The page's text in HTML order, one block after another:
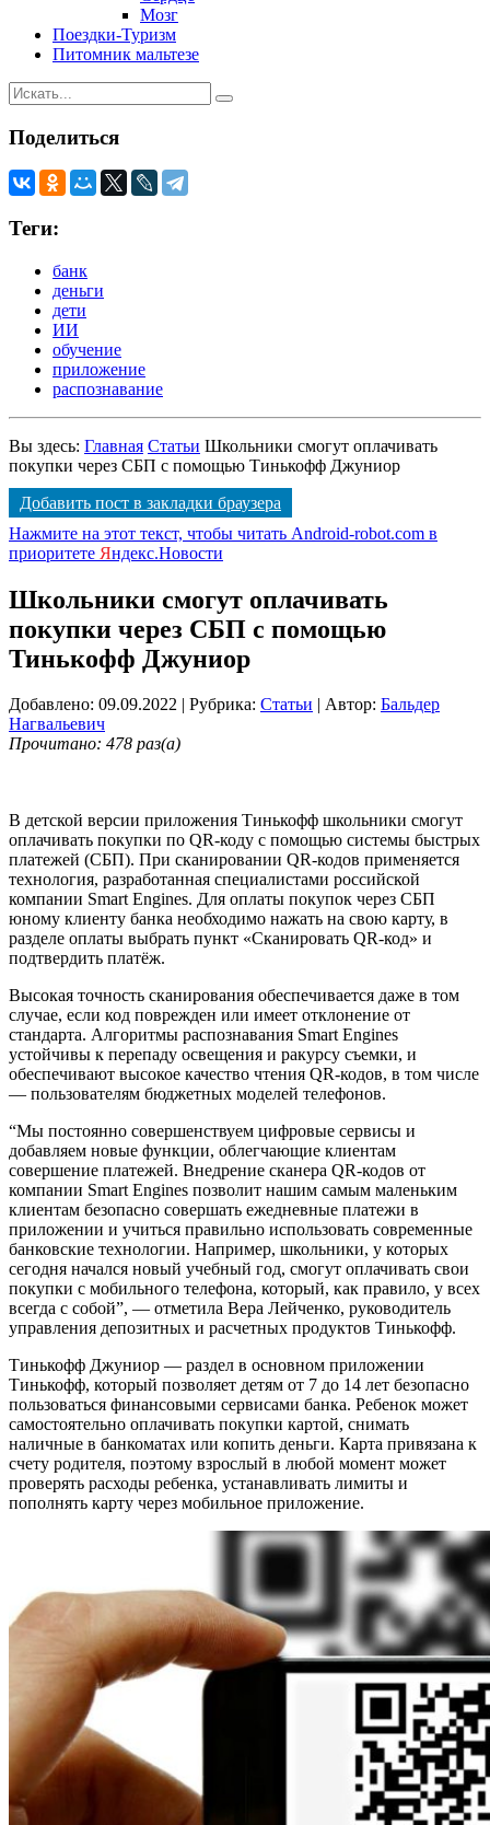
Мозг
Поездки-Туризм
Питомник мальтезе
Поделиться
Теги:
банк
деньги
дети
ИИ
обучение
приложение
распознавание
Вы здесь: Главная Статьи Школьники смогут оплачивать
покупки через СБП с помощью Тинькофф Джуниор
Добавить пост в закладки браузера
Нажмите на этот текст, чтобы читать Android-robot.com в
приоритете Яндекс.Новости
Школьники смогут оплачивать
покупки через СБП с помощью
Тинькофф Джуниор
Добавлено: 09.09.2022 | Рубрика: Статьи | Автор: Бальдер
Нагвальевич
Прочитано: 478 раз(а)
В детской версии приложения Тинькофф школьники смогут
оплачивать покупки по QR-коду с помощью системы быстрых
платежей (СБП). При сканировании QR-кодов применяется
технология, разработанная специалистами российской
компании Smart Engines. Для оплаты покупок через СБП
юному клиенту банка необходимо нажать на свою карту, в
разделе оплаты выбрать пункт «Сканировать QR-код» и
подтвердить платёж.
Высокая точность сканирования обеспечивается даже в том
случае, если код поврежден или имеет отклонение от
стандарта. Алгоритмы распознавания Smart Engines
устойчивы к перепаду освещения и ракурсу съемки, и
обеспечивают высокое качество чтения QR-кодов, в том числе
— пользователям бюджетных моделей телефонов.
“Мы постоянно совершенствуем цифровые сервисы и
добавляем новые функции, облегчающие клиентам
совершение платежей. Внедрение сканера QR-кодов от
компании Smart Engines позволит нашим самым маленьким
клиентам безопасно совершать ежедневные платежи в
приложении и учиться правильно использовать современные
банковские технологии. Например, школьники, у которых
сегодня начался новый учебный год, смогут оплачивать свои
покупки с мобильного телефона, который, как правило, у всех
всегда с собой”, — отметила Вера Лейченко, руководитель
управления депозитных и расчетных продуктов Тинькофф.
Тинькофф Джуниор — раздел в основном приложении
Тинькофф, который позволяет детям от 7 до 14 лет безопасно
пользоваться финансовыми сервисами банка. Ребенок может
самостоятельно оплачивать покупки картой, снимать
наличные в банкоматах или копить деньги. Карта привязана к
счету родителя, поэтому взрослый в любой момент может
проверять расходы ребенка, устанавливать лимиты и
пополнять карту через мобильное приложение.